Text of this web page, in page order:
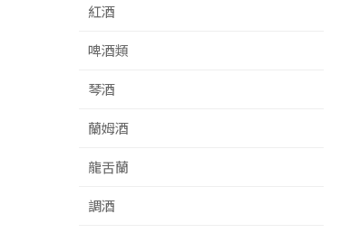
紅酒
啤酒類
琴酒
蘭姆酒
龍舌蘭
調酒